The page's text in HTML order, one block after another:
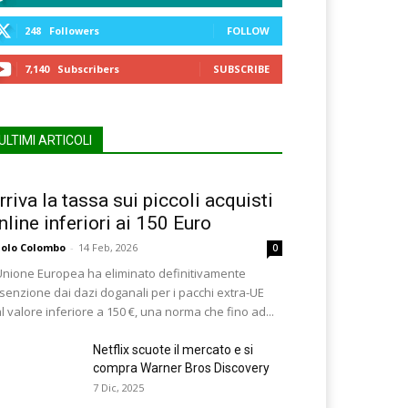
248 Followers FOLLOW
7,140 Subscribers SUBSCRIBE
ARTICOLI
la tassa sui piccoli acquisti
inferiori ai 150 Euro
Colombo - 14 Feb, 2026 0
Europea ha eliminato definitivamente
dai dazi doganali per i pacchi extra-UE
valore inferiore a 150 €, una norma che fino ad...
Netflix scuote il mercato e si
compra Warner Bros Discovery
7 Dic, 2025